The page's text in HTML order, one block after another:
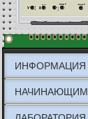
ИНФОРМАЦИЯ
НАЧИНАЮЩИМ